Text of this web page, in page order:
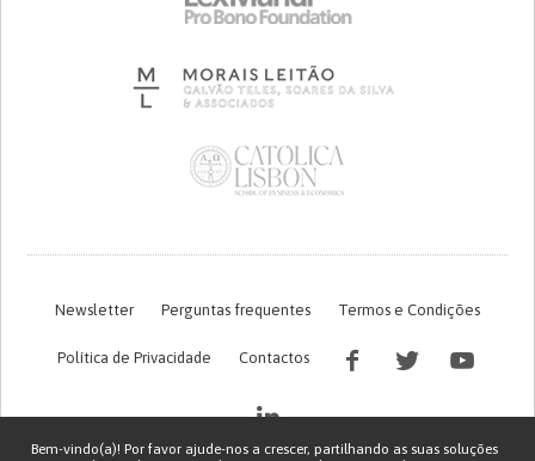
Newsletter Perguntas frequentes Termos e Condições
Política de Privacidade Contactos
Bem-vindo(a)! Por favor ajude-nos a crescer, partilhando as suas soluções